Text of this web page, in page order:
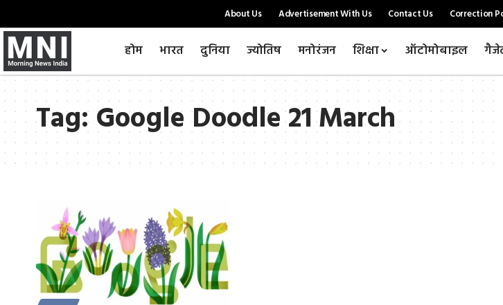
About Us Advertisement With Us Contact Us Correction
होम भारत दुनिया ज्योतिष मनोरंजन शिक्षा ऑटोमोबाइल
Tag:Google Doodle 21 March